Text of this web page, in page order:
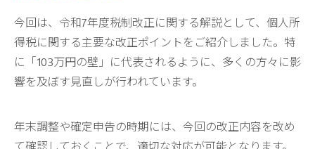
今回は、令和7年度税制改正に関する解説として、個人所
得税に関する主要な改正ポイントをご紹介しました。特
に「103万円の壁」に代表されるように、多くの方々に影
響を及ぼす見直しが行われています。
年末調整や確定申告の時期には、今回の改正内容を改め
て確認しておくことで、適切な対応が可能となります。